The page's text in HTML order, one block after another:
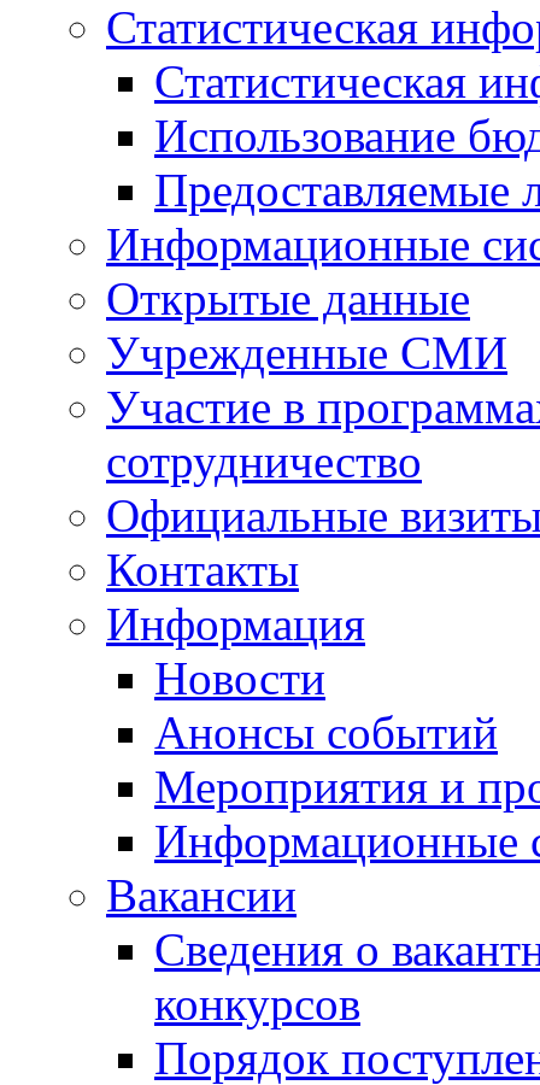
Статистическая
Статистическая
Использование
Предоставляемые
Информационные
Открытые данные
Учрежденные СМИ
Участие в
сотрудничество
Официальные
Контакты
Информация
Новости
Анонсы событий
Мероприятия и
Информационные
Вакансии
Сведения о
конкурсов
Порядок